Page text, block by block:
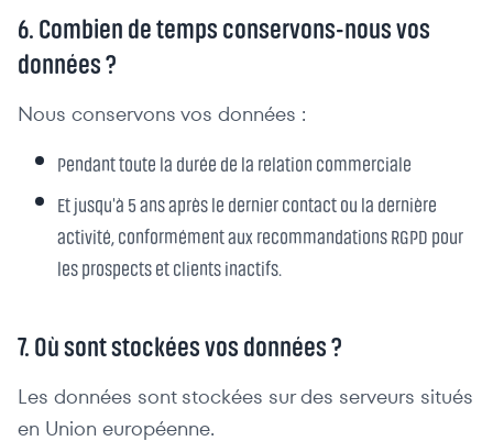
6. Combien de temps conservons-nous vos
données ?
Nous conservons vos données :
Pendant toute la durée de la relation commerciale
Et jusqu'à 5 ans après le dernier contact ou la dernière
activité, conformément aux recommandations RGPD pour
les prospects et clients inactifs.
7. Où sont stockées vos données ?
Les données sont stockées sur des serveurs situés
en Union européenne.